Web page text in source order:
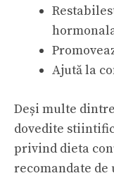
Ajută la
Deși multe
dovedite
privind dieta
recomandate